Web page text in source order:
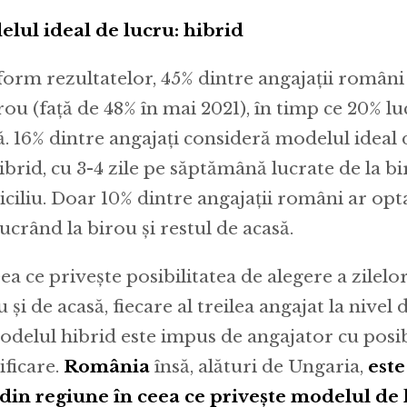
ideal de lucru: hibrid
rezultatelor, 45% dintre angajații
(față de 48% în mai 2021), în timp ce 20%
16% dintre angajați consideră modelul
cu 3-4 zile pe săptămână lucrate de la
Doar 10% dintre angajații români ar
la birou și restul de acasă.
ce privește posibilitatea de alegere a
și de acasă, fiecare al treilea angajat la nivel
hibrid este impus de angajator cu
România însă, alături de Ungaria,
regiune în ceea ce privește modelul